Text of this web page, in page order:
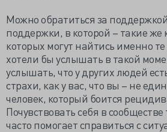
Можно обратиться за
поддержки, в которой – такие
которых могут найтись именно
хотели бы услышать в такой
услышать, что у других людей
страхи, как у вас, что вы – не
человек, который боится
Почувствовать себя в
часто помогает справиться с